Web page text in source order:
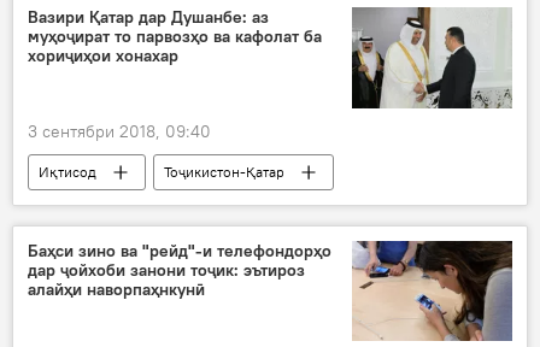
Дар Тоҷикистон
Вазири Қатар дар Душанбе: аз
муҳоҷират то парвозҳо ва кафолат ба
хориҷиҳои хонахар
3 сентябри 2018, 09:40
Иқтисод
Тоҷикистон-Қатар
гуфтушунид
мулоқот
вазири иқтисоди Қатар
Комиссияи муштараки ҳамкориҳои иқтисодӣ тиҷорӣ
Баҳси зино ва "рейд"-и телефондорҳо
дар ҷойхоби занони тоҷик: эътироз
алайҳи наворпаҳнкунӣ